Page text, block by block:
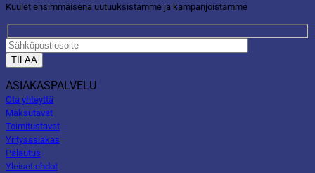
Kuulet ensimmäisenä uutuuksistamme ja kampanjoistamme
ASIAKASPALVELU
Ota yhteyttä
Maksutavat
Toimitustavat
Yritysasiakas
Palautus
Yleiset ehdot